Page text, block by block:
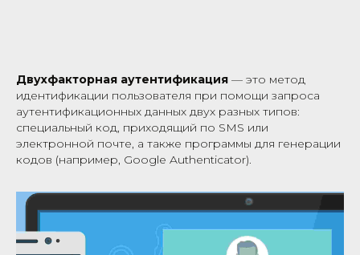
Двухфакторная аутентификация — это метод
идентификации пользователя при помощи запроса
аутентификационных данных двух разных типов:
специальный код, приходящий по SMS или
электронной почте, а также программы для генерации
кодов (например, Google Authenticator).